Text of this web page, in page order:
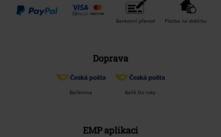
Bankovní převod Platba na dobírku
Doprava
Balíkovna Balík Do ruky
EMP aplikaci